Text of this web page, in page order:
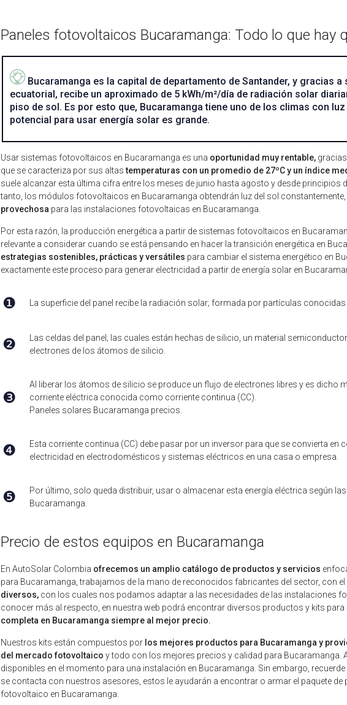
Paneles fotovoltaicos Bucaramanga: Todo lo que hay
Bucaramanga es la capital de departamento de Santander, y gracias a
ecuatorial, recibe un aproximado de 5 kWh/m²/día de radiación solar
piso de sol. Es por esto que, Bucaramanga tiene uno de los climas con
potencial para usar energía solar es grande.
Usar sistemas fotovoltaicos en Bucaramanga es una oportunidad muy rentable,
que se caracteriza por sus altastemperaturas con un promedio de 27ºC y un índice
suele alcanzar esta última cifra entre los meses de junio hasta agosto y desde principios
tanto, los módulos fotovoltaicos en Bucaramanga obtendrán luz del sol constantemente,
provechosa para las instalaciones fotovoltaicas en Bucaramanga.
Por esta razón, la producción energética a partir de sistemas fotovoltaicos en
relevante a considerar cuando se está pensando en hacer la transición energética en
estrategias sostenibles, prácticas y versátiles para cambiar el sistema energético en
exactamente este proceso para generar electricidad a partir de energía solar en
❶ La superficie del panel recibe la radiación solar; formada por partículas
❷
Las celdas del panel; las cuales están hechas de silicio, un material
electrones de los átomos de silicio.
❸
Al liberar los átomos de silicio se produce un flujo de electrones libres y es dicho
corriente eléctrica conocida como corriente continua (CC).
Paneles solares Bucaramanga precios.
❹
Esta corriente continua (CC) debe pasar por un inversor para que se convierta en
electricidad en electrodomésticos y sistemas eléctricos en una casa o empresa.
❺
Por último, solo queda distribuir, usar o almacenar esta energía eléctrica según
Bucaramanga.
Precio de estos equipos en Bucaramanga
En AutoSolar Colombia ofrecemos un amplio catálogo de productos y servicios
para Bucaramanga, trabajamos de la mano de reconocidos fabricantes del sector, con el
diversos, con los cuales nos podamos adaptar a las necesidades de las instalaciones
conocer más al respecto, en nuestra web podrá encontrar diversos productos y kits para
completa en Bucaramanga siempre al mejor precio.
Nuestros kits están compuestos por los mejores productos para Bucaramanga y
del mercado fotovoltaico y todo con los mejores precios y calidad para Bucaramanga.
disponibles en el momento para una instalación en Bucaramanga. Sin embargo, recuerde
se contacta con nuestros asesores, estos le ayudarán a encontrar o armar el paquete
fotovoltaico en Bucaramanga.